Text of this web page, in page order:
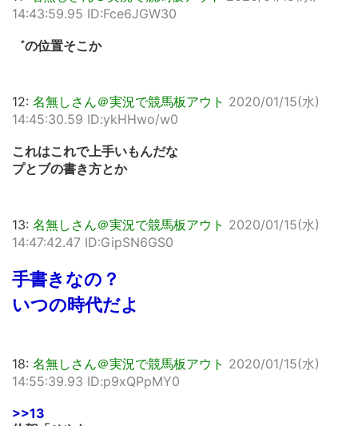
14:43:59.95 ID:Fce6JGW30
゛の位置そこか
12: 名無しさん＠実況で競馬板アウト 2020/01/15(水)
14:45:30.59 ID:ykHHwo/w0
これはこれで上手いもんだな
プとブの書き方とか
13: 名無しさん＠実況で競馬板アウト 2020/01/15(水)
14:47:42.47 ID:GipSN6GS0
手書きなの？
いつの時代だよ
18: 名無しさん＠実況で競馬板アウト 2020/01/15(水)
14:55:39.93 ID:p9xQPpMY0
>>13